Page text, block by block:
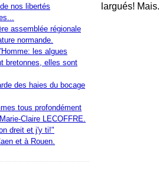
nos libertés
assemblée régionale
normande.
les algues
bretonnes, elles sont
des haies du bocage
tous profondément
Claire LECOFFRE.
dreit et j'y ti!"
et à Rouen.